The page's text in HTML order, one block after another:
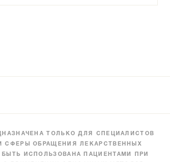
ТОЛЬКО ДЛЯ СПЕЦИАЛИСТОВ
СФЕРЫ ОБРАЩЕНИЯ ЛЕКАРСТВЕННЫХ
ИСПОЛЬЗОВАНА ПАЦИЕНТАМИ ПРИ